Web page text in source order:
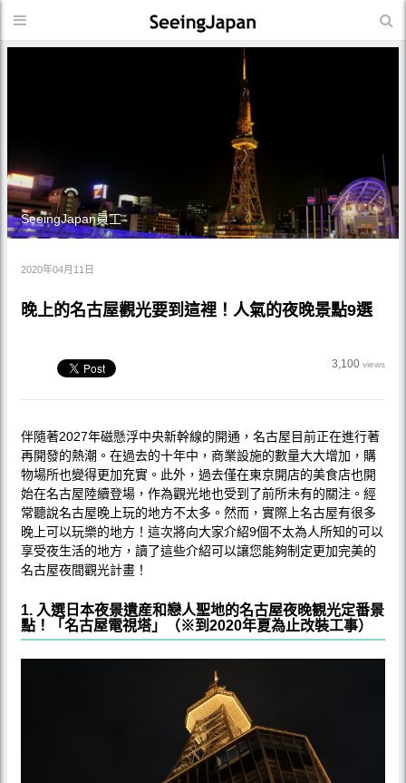
SeeingJapan員工
2020年04月11日
晚上的名古屋觀光要到這裡！人氣的夜晚景點9選
3,100 views
伴隨著2027年磁懸浮中央新幹線的開通，名古屋目前正在進行著
再開發的熱潮。在過去的十年中，商業設施的數量大大增加，購
物場所也變得更加充實。此外，過去僅在東京開店的美食店也開
始在名古屋陸續登場，作為觀光地也受到了前所未有的關注。經
常聽說名古屋晚上玩的地方不太多。然而，實際上名古屋有很多
晚上可以玩樂的地方！這次將向大家介紹9個不太為人所知的可以
享受夜生活的地方，讀了這些介紹可以讓您能夠制定更加完美的
名古屋夜間觀光計畫！
1. 入選日本夜景遺産和戀人聖地的名古屋夜晚観光定番景
點！「名古屋電視塔」（※到2020年夏為止改裝工事）